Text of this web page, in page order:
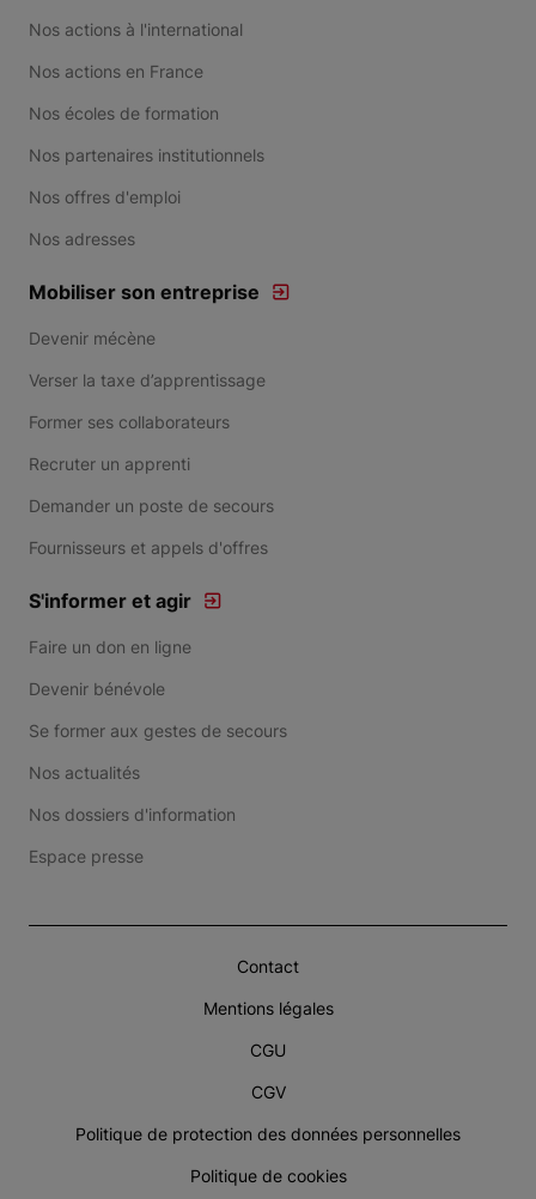
Nos actions à l'international
Nos actions en France
Nos écoles de formation
Nos partenaires institutionnels
Nos offres d'emploi
Nos adresses
Mobiliser son entreprise
Devenir mécène
Verser la taxe d’apprentissage
Former ses collaborateurs
Recruter un apprenti
Demander un poste de secours
Fournisseurs et appels d'offres
S'informer et agir
Faire un don en ligne
Devenir bénévole
Se former aux gestes de secours
Nos actualités
Nos dossiers d'information
Espace presse
Contact
Mentions légales
CGU
CGV
Politique de protection des données personnelles
Politique de cookies